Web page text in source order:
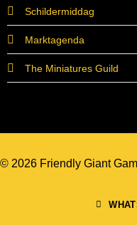
Schildermiddag
Marktagenda
The Miniatures Guild
© 2026 Friendly Giant